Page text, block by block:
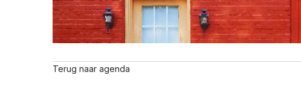
Terug naar agenda